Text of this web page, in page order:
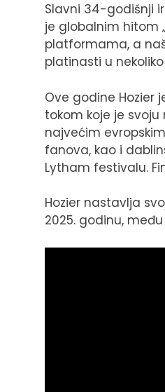
Slavni 34-godišnji
je globalnim hitom
platformama, a
platinasti u
Ove godine Hozier
tokom koje je
najvećim
fanova, kao i
Lytham festivalu.
Hozier nastavlja
2025. godinu,